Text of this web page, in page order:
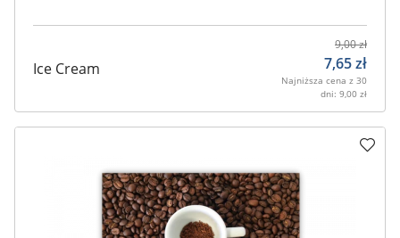
Ice Cream
9,00zł
7,65zł
Najniższa cena z 30
dni: 9,00 zł